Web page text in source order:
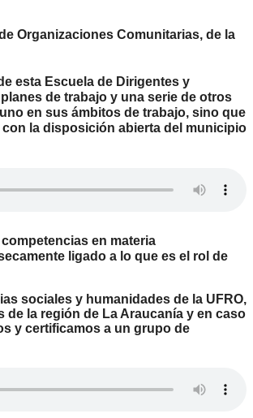
Organizaciones Comunitarias, de la
esta Escuela de Dirigentes y
de trabajo y una serie de otros
en sus ámbitos de trabajo, sino que
la disposición abierta del municipio
en materia
ligado a lo que es el rol de
sociales y humanidades de la UFRO,
la región de La Araucanía y en caso
y certificamos a un grupo de